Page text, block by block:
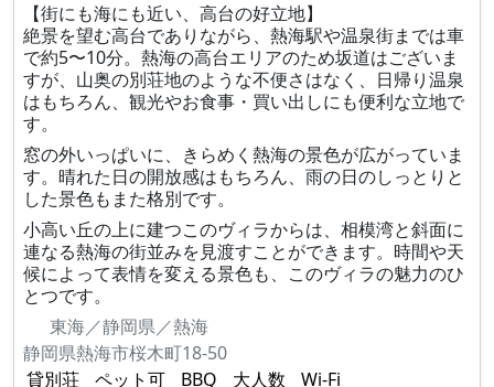
【街にも海にも近い、高台の好立地】
絶景を望む高台でありながら、熱海駅や温泉街までは車
で約5〜10分。熱海の高台エリアのため坂道はございま
すが、山奥の別荘地のような不便さはなく、日帰り温泉
はもちろん、観光やお食事・買い出しにも便利な立地で
す。
窓の外いっぱいに、きらめく熱海の景色が広がっていま
す。晴れた日の開放感はもちろん、雨の日のしっとりと
した景色もまた格別です。
小高い丘の上に建つこのヴィラからは、相模湾と斜面に
連なる熱海の街並みを見渡すことができます。時間や天
候によって表情を変える景色も、このヴィラの魅力のひ
とつです。
東海／静岡県／熱海
静岡県熱海市桜木町18-50
貸別荘
ペット可 BBQ 大人数
Wi-Fi